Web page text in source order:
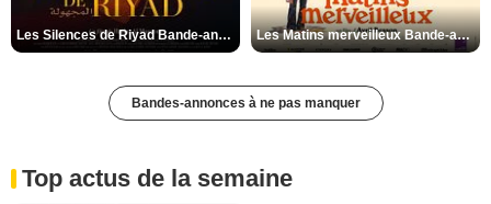
Les Silences de Riyad Bande-annonce VO STFR Les Matins merveilleux Bande-annonce VF
Bandes-annonces à ne pas manquer
Top actus de la semaine